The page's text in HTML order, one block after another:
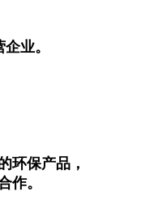
业。
环保产品，
作。